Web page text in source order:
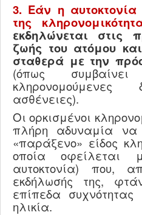
3. Εάν η αυτοκτονία
της
εκδηλώνεται στις
ζωής του ατόμου
σταθερά με την
(όπως
κληρονομούμενες
ασθένειες).
Οι ορκισμένοι
πλήρη αδυναμία να
«παράξενο» είδος
οποία οφείλεται
αυτοκτονία) που,
εκδήλωσής της,
επίπεδα συχνότητας
ηλικία.